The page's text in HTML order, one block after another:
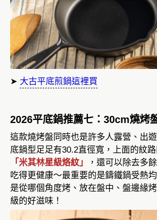
➤ 大古平底煎鍋這裡買
2026平底鍋推薦七：30cm燒烤
這款燒烤盤同時也是許多人露營、出
底鍋型足足有30.2直徑寬，上面的紋
「米其林星級烙紋」
，還可以除去多
吃得更健康～最重要的是鑄鐵鍋受熱
是從哪個角度烤、放在盤中、盤邊緣
級的好滋味！